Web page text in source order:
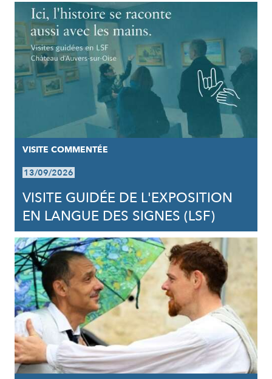
VISITE COMMENTÉE
13/09/2026
VISITE GUIDÉE DE L'EXPOSITION
EN LANGUE DES SIGNES (LSF)